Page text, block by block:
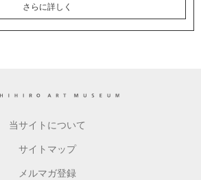
さらに詳しく
当サイトについて
サイトマップ
メルマガ登録